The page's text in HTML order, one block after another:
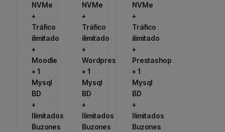
NVMe
+
Tráfico
ilimitado
+
Moodle
+ 1
Mysql
BD
+
Ilimitados
Buzones
NVMe
+
Tráfico
ilimitado
+
Wordpress
+ 1
Mysql
BD
+
Ilimitados
Buzones
NVMe
+
Tráfico
ilimitado
+
Prestashop
+ 1
Mysql
BD
+
Ilimitados
Buzones